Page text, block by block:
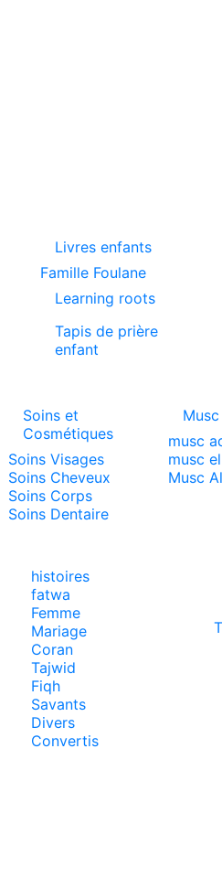
Livres enfants
Famille Foulane
Learning roots
Tapis de prière
enfant
Soins et
Cosmétiques
Soins Visages
Soins Cheveux
Soins Corps
Soins Dentaire
Musc
musc
musc
Musc
histoires
fatwa
Femme
Mariage
Coran
Tajwid
Fiqh
Savants
Divers
Convertis